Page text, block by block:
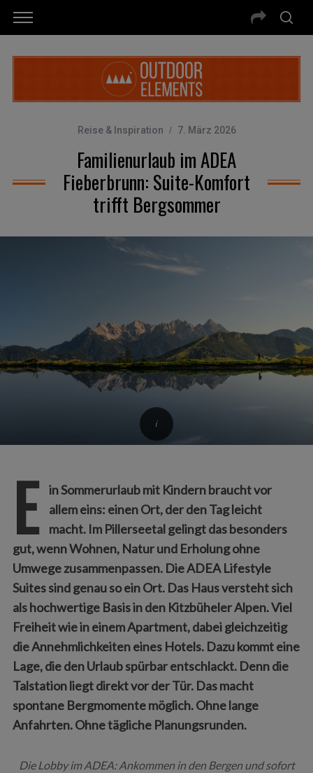
Reise & Inspiration 7. März 2026
Familienurlaub im ADEA
Fieberbrunn: Suite-Komfort
trifft Bergsommer
E
in Sommerurlaub mit Kindern braucht vor
allem eins: einen Ort, der den Tag leicht
macht. Im Pillerseetal gelingt das besonders
gut, wenn Wohnen, Natur und Erholung ohne
Umwege zusammenpassen. Die ADEA Lifestyle
Suites sind genau so ein Ort. Das Haus versteht sich
als hochwertige Basis in den Kitzbüheler Alpen. Viel
Freiheit wie in einem Apartment, dabei gleichzeitig
die Annehmlichkeiten eines Hotels. Dazu kommt eine
Lage, die den Urlaub spürbar entschlackt. Denn die
Talstation liegt direkt vor der Tür. Das macht
spontane Bergmomente möglich. Ohne lange
Anfahrten. Ohne tägliche Planungsrunden.
Die Lobby im ADEA: Ankommen in den Bergen und sofort